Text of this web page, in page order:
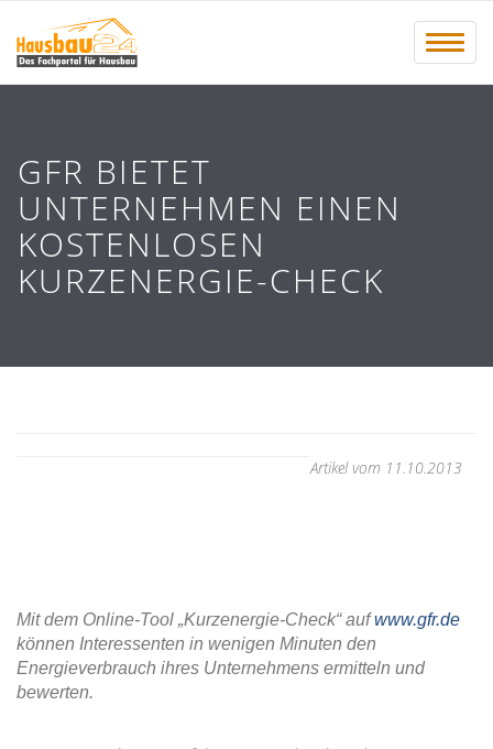
Menü
GFR BIETET
UNTERNEHMEN EINEN
KOSTENLOSEN
KURZENERGIE-CHECK
Artikel vom 11.10.2013
Mit dem Online-Tool „Kurzenergie-Check“ aufwww.gfr.de
können Interessenten in wenigen Minuten den
Energieverbrauch ihres Unternehmens ermitteln und
bewerten.